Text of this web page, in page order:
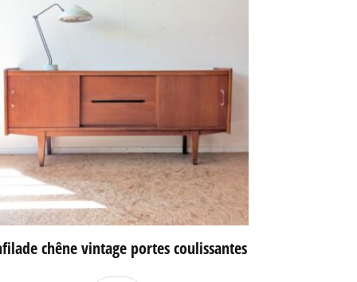
chêne vintage portes coulissantes